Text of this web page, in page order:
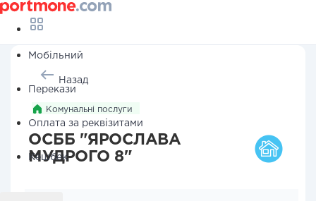
Мобільний
Перекази
Оплата за реквізитами
Кешбек
Назад
Комунальні послуги
ОСББ "ЯРОСЛАВА
МУДРОГО 8"